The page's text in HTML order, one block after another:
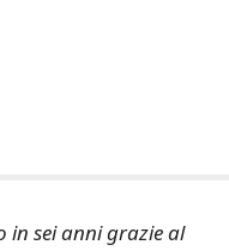
in sei anni grazie al